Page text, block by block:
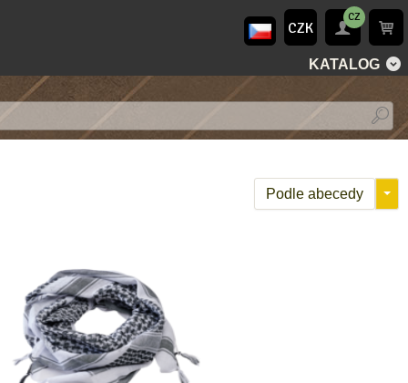
CZK
CZ
KATALOG
Podle abecedy